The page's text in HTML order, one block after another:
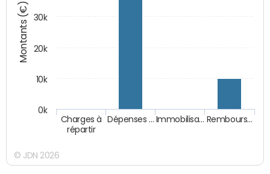
Montants (€)
Charges à
répartir
Dépenses … Immobilisa… Rembours…
0k
10k
20k
30k
© JDN 2026